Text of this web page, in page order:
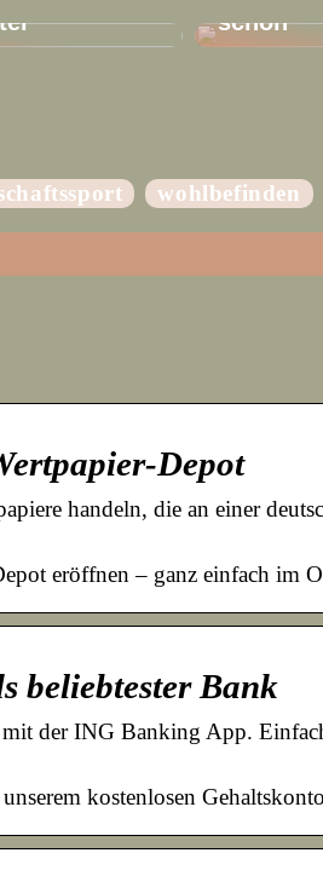
schön
wohlbefinden
Depot
handeln, die an einer
eröffnen – ganz einfach im
beliebtester Bank
der ING Banking App.
kostenlosen